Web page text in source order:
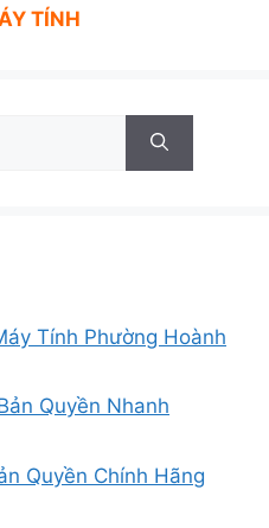
TÍNH
Tính Phường Hoành
Quyền Nhanh
Quyền Chính Hãng